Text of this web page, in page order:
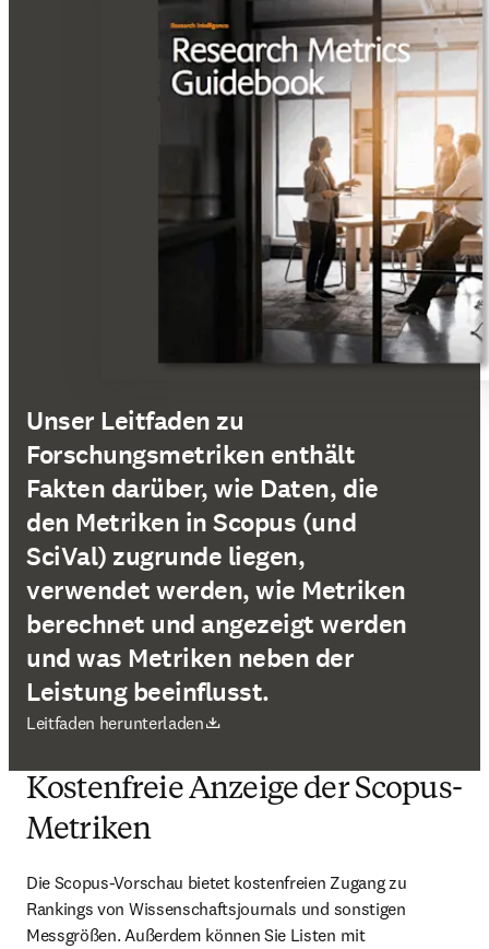
Unser Leitfaden zu
Forschungsmetriken enthält
Fakten darüber, wie Daten, die
den Metriken in Scopus (und
SciVal) zugrunde liegen,
verwendet werden, wie Metriken
berechnet und angezeigt werden
und was Metriken neben der
Leistung beeinflusst.
Leitfaden herunterladen
Wird in neuem Tab/Fenster geöffnet
Kostenfreie Anzeige der Scopus-
Metriken
Die Scopus-Vorschau bietet kostenfreien Zugang zu
Rankings von Wissenschaftsjournals und sonstigen
Messgrößen. Außerdem können Sie Listen mit